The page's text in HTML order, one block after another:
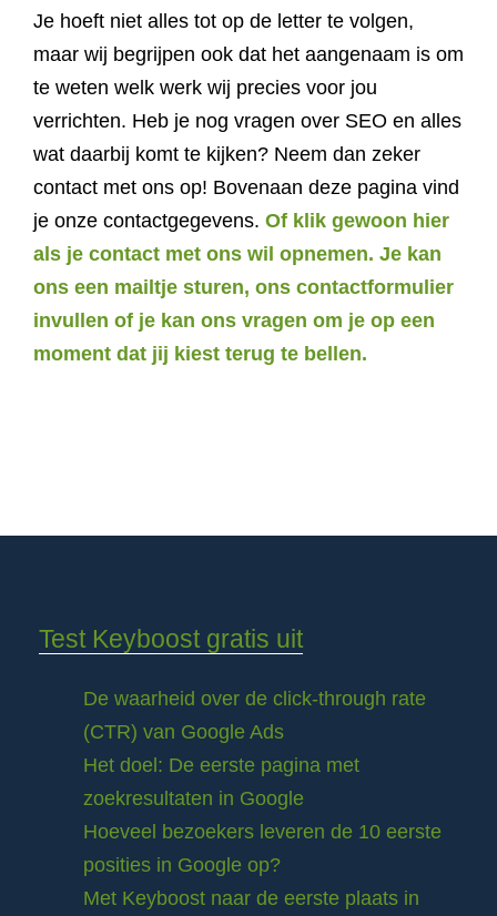
Je hoeft niet alles tot op de letter te volgen,
maar wij begrijpen ook dat het aangenaam is om
te weten welk werk wij precies voor jou
verrichten. Heb je nog vragen over SEO en alles
wat daarbij komt te kijken? Neem dan zeker
contact met ons op! Bovenaan deze pagina vind
je onze contactgegevens. Of klik gewoon hier
als je contact met ons wil opnemen. Je kan
ons een mailtje sturen, ons contactformulier
invullen of je kan ons vragen om je op een
moment dat jij kiest terug te bellen.
Test Keyboost gratis uit
De waarheid over de click-through rate
(CTR) van Google Ads
Het doel: De eerste pagina met
zoekresultaten in Google
Hoeveel bezoekers leveren de 10 eerste
posities in Google op?
Met Keyboost naar de eerste plaats in